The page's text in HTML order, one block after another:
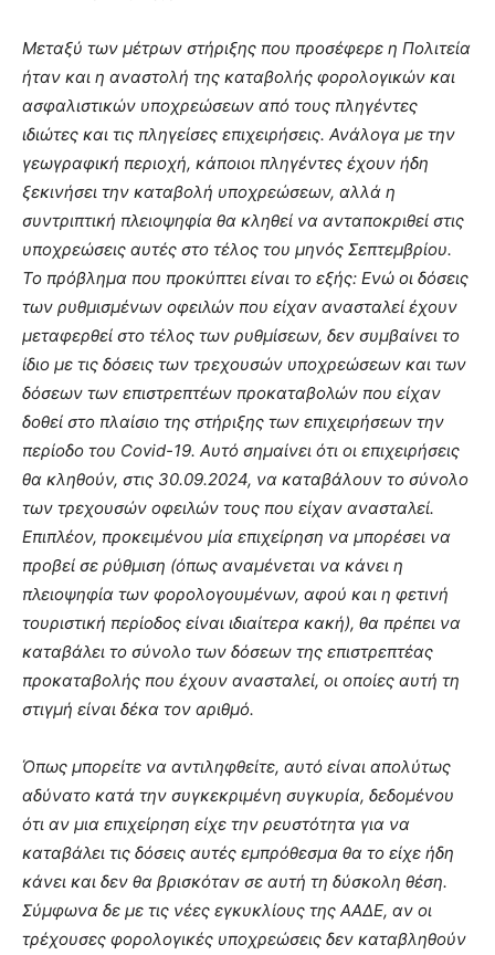
Μεταξύ των μέτρων στήριξης που προσέφερε η Πολιτεία
ήταν και η αναστολή της καταβολής φορολογικών και
ασφαλιστικών υποχρεώσεων από τους πληγέντες
ιδιώτες και τις πληγείσες επιχειρήσεις. Ανάλογα με την
γεωγραφική περιοχή, κάποιοι πληγέντες έχουν ήδη
ξεκινήσει την καταβολή υποχρεώσεων, αλλά η
συντριπτική πλειοψηφία θα κληθεί να ανταποκριθεί στις
υποχρεώσεις αυτές στο τέλος του μηνός Σεπτεμβρίου.
Το πρόβλημα που προκύπτει είναι το εξής: Ενώ οι δόσεις
των ρυθμισμένων οφειλών που είχαν ανασταλεί έχουν
μεταφερθεί στο τέλος των ρυθμίσεων, δεν συμβαίνει το
ίδιο με τις δόσεις των τρεχουσών υποχρεώσεων και των
δόσεων των επιστρεπτέων προκαταβολών που είχαν
δοθεί στο πλαίσιο της στήριξης των επιχειρήσεων την
περίοδο του Covid-19. Αυτό σημαίνει ότι οι επιχειρήσεις
θα κληθούν, στις 30.09.2024, να καταβάλουν το σύνολο
των τρεχουσών οφειλών τους που είχαν ανασταλεί.
Επιπλέον, προκειμένου μία επιχείρηση να μπορέσει να
προβεί σε ρύθμιση (όπως αναμένεται να κάνει η
πλειοψηφία των φορολογουμένων, αφού και η φετινή
τουριστική περίοδος είναι ιδιαίτερα κακή), θα πρέπει να
καταβάλει το σύνολο των δόσεων της επιστρεπτέας
προκαταβολής που έχουν ανασταλεί, οι οποίες αυτή τη
στιγμή είναι δέκα τον αριθμό.
Όπως μπορείτε να αντιληφθείτε, αυτό είναι απολύτως
αδύνατο κατά την συγκεκριμένη συγκυρία, δεδομένου
ότι αν μια επιχείρηση είχε την ρευστότητα για να
καταβάλει τις δόσεις αυτές εμπρόθεσμα θα το είχε ήδη
κάνει και δεν θα βρισκόταν σε αυτή τη δύσκολη θέση.
Σύμφωνα δε με τις νέες εγκυκλίους της ΑΑΔΕ, αν οι
τρέχουσες φορολογικές υποχρεώσεις δεν καταβληθούν